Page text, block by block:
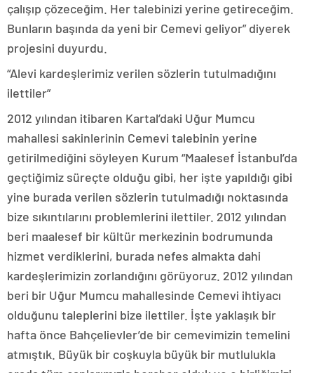
çalışıp çözeceğim. Her talebinizi yerine getireceğim.
Bunların başında da yeni bir Cemevi geliyor” diyerek
projesini duyurdu.
“Alevi kardeşlerimiz verilen sözlerin tutulmadığını
ilettiler”
2012 yılından itibaren Kartal’daki Uğur Mumcu
mahallesi sakinlerinin Cemevi talebinin yerine
getirilmediğini söyleyen Kurum “Maalesef İstanbul’da
geçtiğimiz süreçte olduğu gibi, her işte yapıldığı gibi
yine burada verilen sözlerin tutulmadığı noktasında
bize sıkıntılarını problemlerini ilettiler. 2012 yılından
beri maalesef bir kültür merkezinin bodrumunda
hizmet verdiklerini, burada nefes almakta dahi
kardeşlerimizin zorlandığını görüyoruz. 2012 yılından
beri bir Uğur Mumcu mahallesinde Cemevi ihtiyacı
olduğunu taleplerini bize ilettiler. İşte yaklaşık bir
hafta önce Bahçelievler’de bir cemevimizin temelini
atmıştık. Büyük bir coşkuyla büyük bir mutlulukla